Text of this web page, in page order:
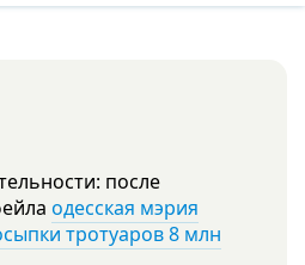
после
одесская мэрия
тротуаров 8 млн